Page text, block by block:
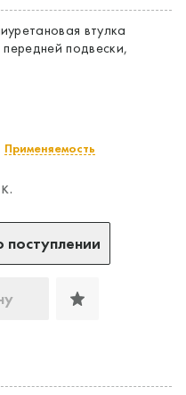
втулка
подвески,
Применяемость